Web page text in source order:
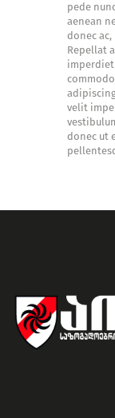
pede
aenean
donec
Repellat
imperdiet
velit
donec ut